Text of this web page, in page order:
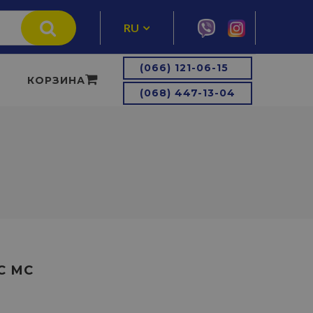
RU
(066) 121-06-15
(068) 447-13-04
КОРЗИНА
МС